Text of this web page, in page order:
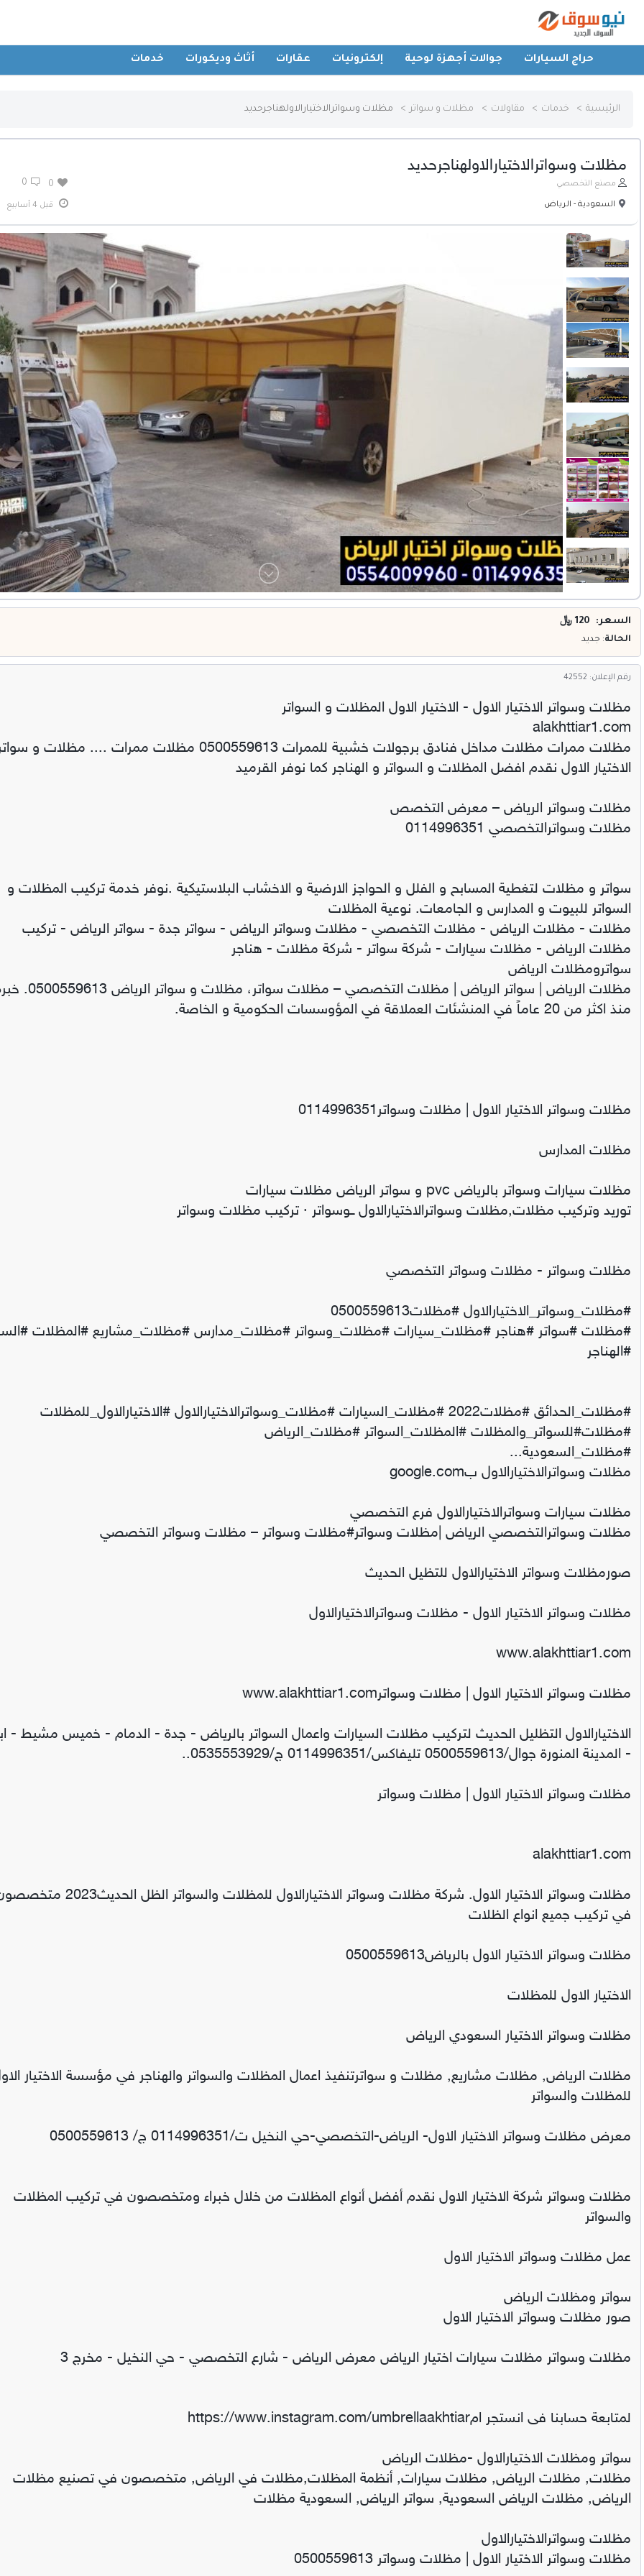
حراج السيارات جوالات أجهزة لوحية إلكترونيات عقارات أثاث وديكورات خدمات
جوالات أجهزة لوحية
إلكترونيات
عقارات
أثاث وديكورات
خدمات
المدونة
اتفاقية الاستخدام
الشروط & السياسات
تسجيل دخول
التسجيل في الموقع
الرئيسية خدمات مقاولات مظلات و سواتر مظلات وسواترالاختيارالاولهناجرحديد
مظلات وسواترالاختيارالاولهناجرحديد
مصنع التخصصي 0 0
قبل 4 أسابيع
السعر: 120 ﷼
الحالة: جديد
رقم الإعلان: 42552
مظلات وسواتر الاختيار الاول - الاختيار الاول المظلات و السواتر
alakhttiar1.com
مظلات ممرات مظلات مداخل فنادق برجولات خشبية للممرات 0500559613 مظلات ممرات .... مظلات و
الاختيار الاول نقدم افضل المظلات و السواتر و الهناجر كما نوفر القرميد
مظلات وسواتر الرياض – معرض التخصص
مظلات وسواترالتخصصي 0114996351
سواتر و مظلات لتغطية المسابح و الفلل و الحواجز الارضية و الاخشاب البلاستيكية .نوفر خدمة تركيب المظلات و
السواتر للبيوت و المدارس و الجامعات. نوعية المظلات
مظلات - مظلات الرياض - مظلات التخصصي - مظلات وسواتر الرياض - سواتر جدة - سواتر الرياض - تركيب
مظلات الرياض - مظلات سيارات - شركة سواتر - شركة مظلات - هناجر
سواترومظلات الرياض
مظلات الرياض | سواتر الرياض | مظلات التخصصي – مظلات سواتر، مظلات و سواتر
منذ اكثر من 20 عاماً في المنشئات العملاقة في المؤوسسات الحكومية و الخاصة.
مظلات وسواتر الاختيار الاول | مظلات وسواتر0114996351
مظلات المدارس
مظلات سيارات وسواتر بالرياض pvc و سواتر الرياض مظلات سيارات
توريد وتركيب مظلات,مظلات وسواترالاختيارالاول ــوسواتر · تركيب مظلات وسواتر
مظلات وسواتر - مظلات وسواتر التخصصي
#مظلات_وسواتر_الاختيارالاول #مظلات0500559613
#مظلات #سواتر #هناجر #مظلات_سيارات #مظلات_وسواتر #مظلات_مدارس #مظلات_مشاريع #المظلات
#الهناجر
#مظلات_الحدائق #مظلات2022 #مظلات_السيارات #مظلات_وسواترالاختيارالاول #الاختيارالاول_للمظلات
#مظلات#للسواتر_والمظلات #المظلات_السواتر #مظلات_الرياض
#مظلات_السعودية...
مظلات وسواترالاختيارالاول بgoogle.com
مظلات سيارات وسواترالاختيارالاول فرع التخصصي
مظلات وسواترالتخصصي الرياض |مظلات وسواتر#مظلات وسواتر – مظلات وسواتر التخصصي
صورمظلات وسواتر الاختيارالاول للتظيل الحديث
مظلات وسواتر الاختيار الاول - مظلات وسواترالاختيارالاول
www.alakhttiar1.com
مظلات وسواتر الاختيار الاول | مظلات وسواترwww.alakhttiar1.com
الاختيارالاول التظليل الحديث لتركيب مظلات السيارات واعمال السواتر بالرياض - جدة - الدمام - خميس مشيط -
- المدينة المنورة جوال/0500559613 تليفاكس/0114996351 ج/0535553929..
مظلات وسواتر الاختيار الاول | مظلات وسواتر
alakhttiar1.com
مظلات وسواتر الاختيار الاول. شركة مظلات وسواتر الاختيارالاول للمظلات والسواتر الظل
في تركيب جميع انواع الظلات
مظلات وسواتر الاختيار الاول بالرياض0500559613
الاختيار الاول للمظلات
مظلات وسواتر الاختيار السعودي الرياض
مظلات الرياض, مظلات مشاريع, مظلات و سواترتنفيذ اعمال المظلات والسواتر والهناجر في مؤسسة الاختيار
للمظلات والسواتر
معرض مظلات وسواتر الاختيار الاول- الرياض-التخصصي-حي النخيل ت/0114996351 ج/ 0500559613
مظلات وسواتر شركة الاختيار الاول نقدم أفضل أنواع المظلات من خلال خبراء ومتخصصون في تركيب المظلات
والسواتر
عمل مظلات وسواتر الاختيار الاول
سواتر ومظلات الرياض
صور مظلات وسواتر الاختيار الاول
مظلات وسواتر مظلات سيارات اختيار الرياض معرض الرياض - شارع التخصصي - حي النخيل - مخرج 3
لمتابعة حسابنا فى انستجر ام‎ https://www.instagram.com/umbrellaakhtiar
سواتر ومظلات الاختيارالاول -مظلات الرياض
مظلات, مظلات الرياض, مظلات سيارات, أنظمة المظلات,مظلات في الرياض, متخصصون في تصنيع مظلات
الرياض, مظلات الرياض السعودية, سواتر الرياض, السعودية مظلات
مظلات وسواترالاختيارالاول
مظلات وسواتر الاختيار الاول | مظلات وسواتر 0500559613